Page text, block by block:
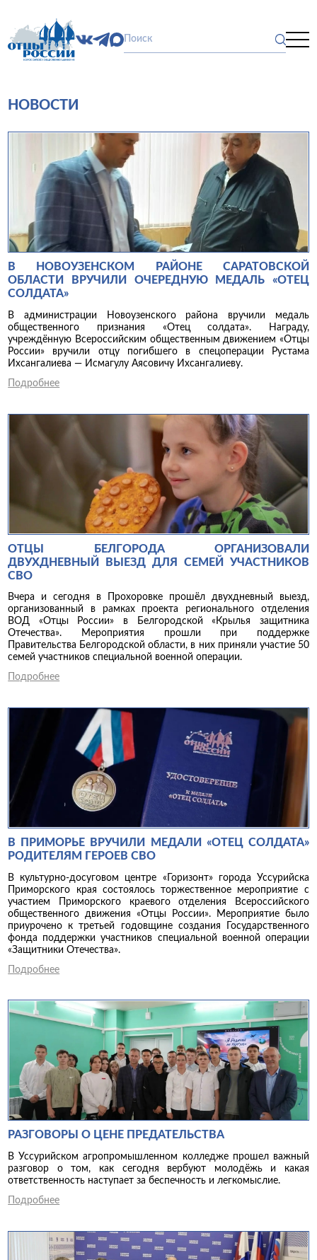
НОВОСТИ
В НОВОУЗЕНСКОМ РАЙОНЕ САРАТОВСКОЙ
ОБЛАСТИ ВРУЧИЛИ ОЧЕРЕДНУЮ МЕДАЛЬ «ОТЕЦ
СОЛДАТА»
В администрации Новоузенского района вручили медаль
общественного признания «Отец солдата». Награду,
учреждённую Всероссийским общественным движением «Отцы
России» вручили отцу погибшего в спецоперации Рустама
Ихсангалиева — Исмагулу Аясовичу Ихсангалиеву.
Подробнее
ОТЦЫ БЕЛГОРОДА ОРГАНИЗОВАЛИ
ДВУХДНЕВНЫЙ ВЫЕЗД ДЛЯ СЕМЕЙ УЧАСТНИКОВ
СВО
Вчера и сегодня в Прохоровке прошёл двухдневный выезд,
организованный в рамках проекта регионального отделения
ВОД «Отцы России» в Белгородской «Крылья защитника
Отечества». Мероприятия прошли при поддержке
Правительства Белгородской области, в них приняли участие 50
семей участников специальной военной операции.
Подробнее
В ПРИМОРЬЕ ВРУЧИЛИ МЕДАЛИ «ОТЕЦ СОЛДАТА»
РОДИТЕЛЯМ ГЕРОЕВ СВО
В культурно-досуговом центре «Горизонт» города Уссурийска
Приморского края состоялось торжественное мероприятие с
участием Приморского краевого отделения Всероссийского
общественного движения «Отцы России». Мероприятие было
приурочено к третьей годовщине создания Государственного
фонда поддержки участников специальной военной операции
«Защитники Отечества».
Подробнее
РАЗГОВОРЫ О ЦЕНЕ ПРЕДАТЕЛЬСТВА
В Уссурийском агропромышленном колледже прошел важный
разговор о том, как сегодня вербуют молодёжь и какая
ответственность наступает за беспечность и легкомыслие.
Подробнее